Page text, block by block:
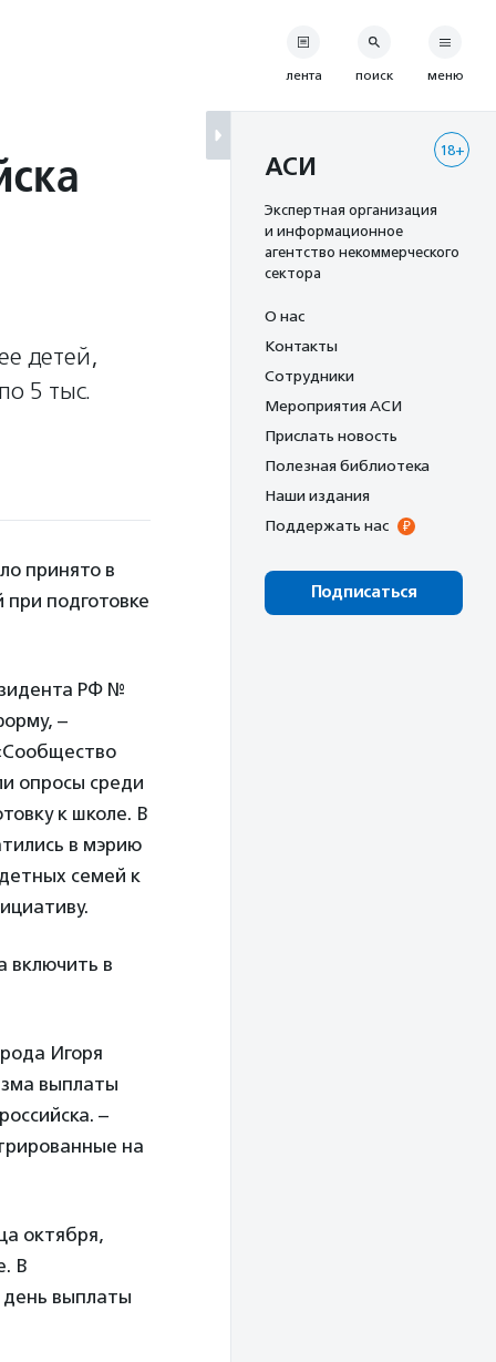
детей,
5 тыс.
принято в
подготовке
РФ №
–
опросы среди
к школе. В
в мэрию
семей к
включить в
Игоря
выплаты
–
на
октября,
В
день выплаты
лента поиск меню
18+
АСИ
Экспертная организация
и информационное
агентство некоммерческого
сектора
О нас
Контакты
Сотрудники
Мероприятия АСИ
Прислать новость
Полезная библиотека
Наши издания
Поддержать нас
Подписаться